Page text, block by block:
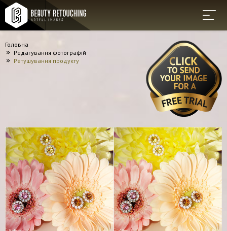
Головна
Редагування фотографій
Ретушування продукту